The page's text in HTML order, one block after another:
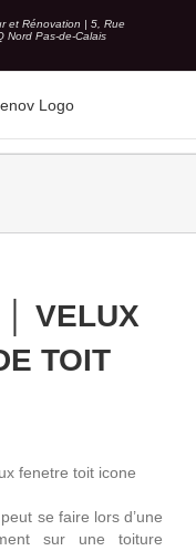
et Rénovation | 5, Rue
Nord Pas-de-Calais
VELUX
TOIT
se faire lors d’une
sur une toiture